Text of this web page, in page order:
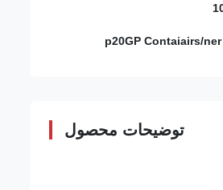
توضیحات محصول